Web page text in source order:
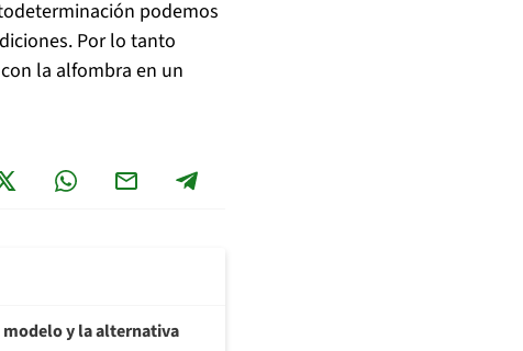
podemos
Por lo tanto
la alfombra en un
modelo y la alternativa